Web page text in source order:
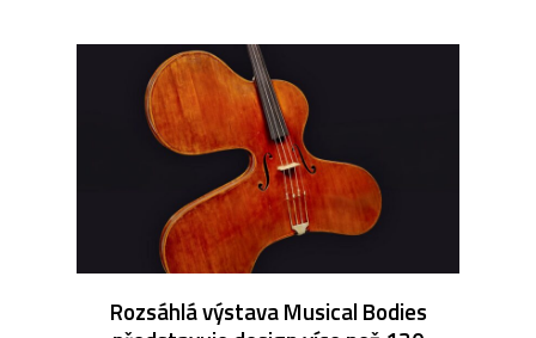
Rozsáhlá výstava Musical Bodies